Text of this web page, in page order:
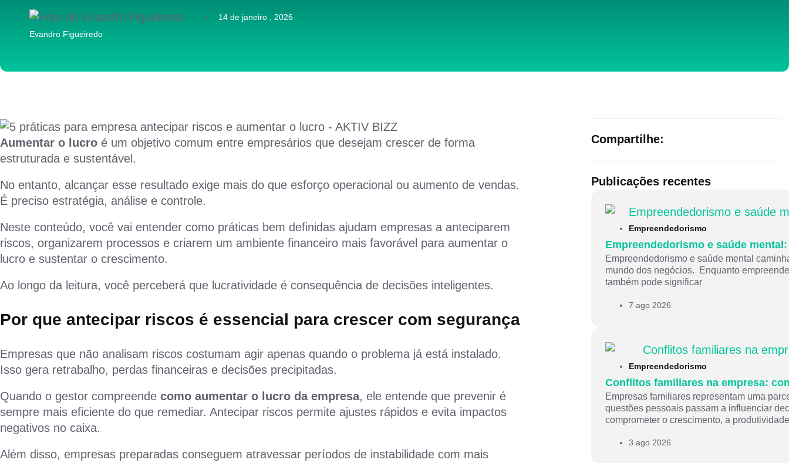
Evandro Figueiredo
14 de janeiro , 2026
Aumentar o lucro é um objetivo comum entre empresários que desejam crescer de forma
estruturada e sustentável.
No entanto, alcançar esse resultado exige mais do que esforço operacional ou aumento de vendas.
É preciso estratégia, análise e controle.
Neste conteúdo, você vai entender como práticas bem definidas ajudam empresas a anteciparem
riscos, organizarem processos e criarem um ambiente financeiro mais favorável para aumentar o
lucro e sustentar o crescimento.
Ao longo da leitura, você perceberá que lucratividade é consequência de decisões inteligentes.
Por que antecipar riscos é essencial para crescer com segurança
Empresas que não analisam riscos costumam agir apenas quando o problema já está instalado.
Isso gera retrabalho, perdas financeiras e decisões precipitadas.
Quando o gestor compreende como aumentar o lucro da empresa, ele entende que prevenir é
sempre mais eficiente do que remediar. Antecipar riscos permite ajustes rápidos e evita impactos
negativos no caixa.
Além disso, empresas preparadas conseguem atravessar períodos de instabilidade com mais
Compartilhe:
Publicações recentes
Empreendedorismo
Empreendedorismo e saúde
Empreendedorismo e saúde mental
mundo dos negócios. Enquanto
também pode significar
7 ago 2026
Empreendedorismo
Conflitos familiares na empresa:
Empresas familiares representam uma
questões pessoais passam a influenciar
comprometer o crescimento, a
3 ago 2026